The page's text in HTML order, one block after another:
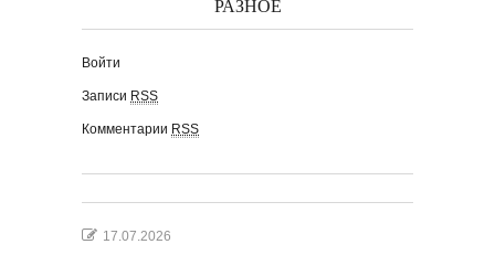
РАЗНОЕ
Войти
Записи RSS
Комментарии RSS
17.07.2026